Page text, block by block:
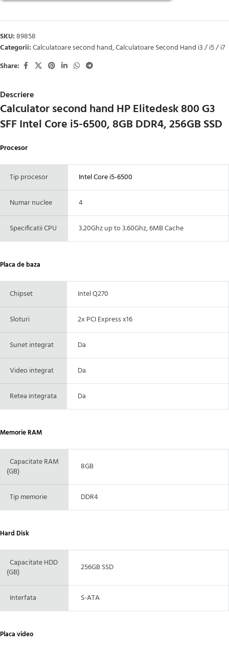
SKU:89858
Categorii:Calculatoare second hand,Calculatoare Second Hand i3 / i5 / i7
Share:
Descriere
Calculator second hand HP Elitedesk 800 G3
SFF Intel Core i5-6500, 8GB DDR4, 256GB SSD
Procesor
Tip procesor Intel Core i5-6500
Numar nuclee 4
Specificatii CPU 3.20Ghz up to 3.60Ghz, 6MB Cache
Placa de baza
Chipset Intel Q270
Sloturi 2x PCI Express x16
Sunet integrat Da
Video integrat Da
Retea integrata Da
Memorie RAM
Capacitate RAM
(GB)
8GB
Tip memorie DDR4
Hard Disk
Capacitate HDD
(GB)
256GB SSD
Interfata S-ATA
Placa video